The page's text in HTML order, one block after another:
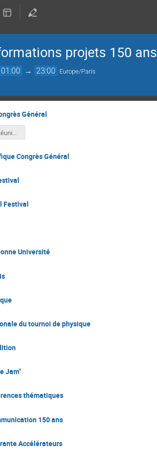
projets 150 ans
→ 23:00 Europe/Paris
Général
2022.02.02 Réunion CLO CG2023_01-02.pdf
Congrès Général
Festival
Université
du tournoi de physique
Jam"
thématiques
150 ans
Accélérateurs